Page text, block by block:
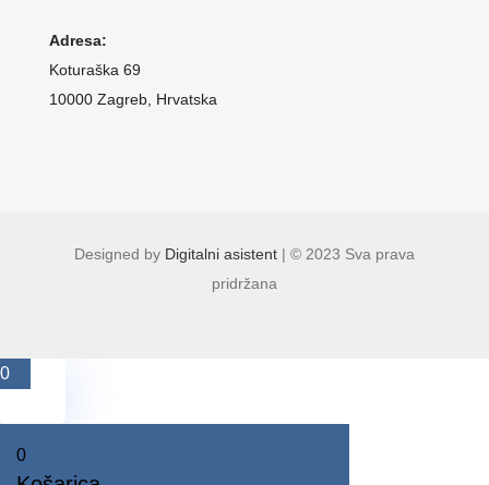
Adresa:
Koturaška 69
10000 Zagreb, Hrvatska
Designed by Digitalni asistent| © 2023 Sva prava
pridržana
0
0